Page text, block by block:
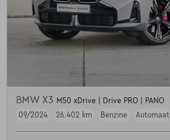
BMW X3 M50 xDrive | Drive PRO | PANO
09/2024
26.402 km Benzine Automaat